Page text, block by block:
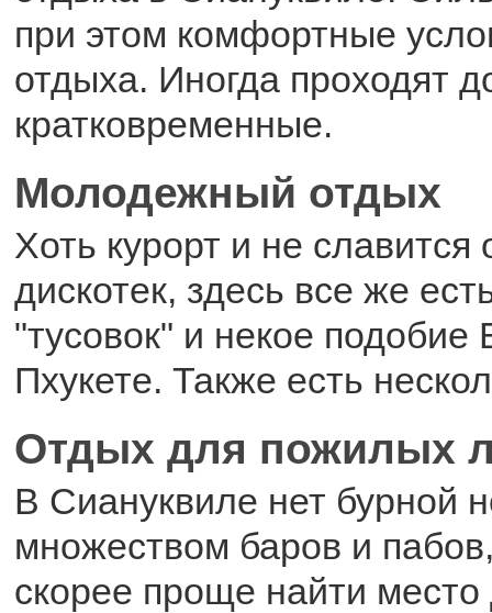
при этом комфортные
отдыха. Иногда проходят
кратковременные.
Молодежный отдых
Хоть курорт и не
дискотек, здесь все же
"тусовок" и некое подобие
Пхукете. Также есть
Отдых для пожилых
В Сиануквиле нет бурной
множеством баров и
скорее проще найти место